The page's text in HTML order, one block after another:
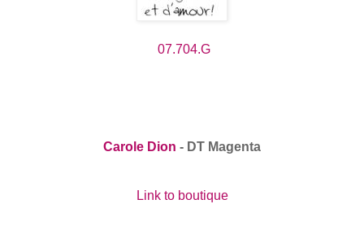
07.704.G
Carole Dion - DT Magenta
Link to boutique